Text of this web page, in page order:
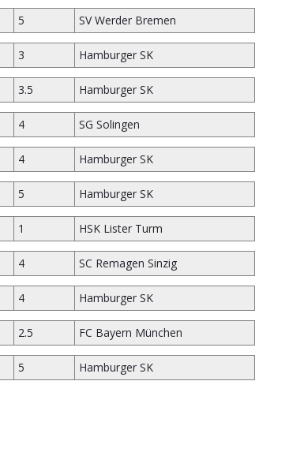
5 SV Werder Bremen
3 Hamburger SK
3.5 Hamburger SK
4 SG Solingen
4 Hamburger SK
5 Hamburger SK
1 HSK Lister Turm
4 SC Remagen Sinzig
4 Hamburger SK
2.5 FC Bayern München
5 Hamburger SK